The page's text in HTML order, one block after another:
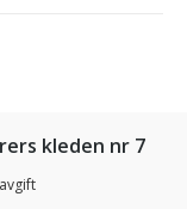
kleden nr 7